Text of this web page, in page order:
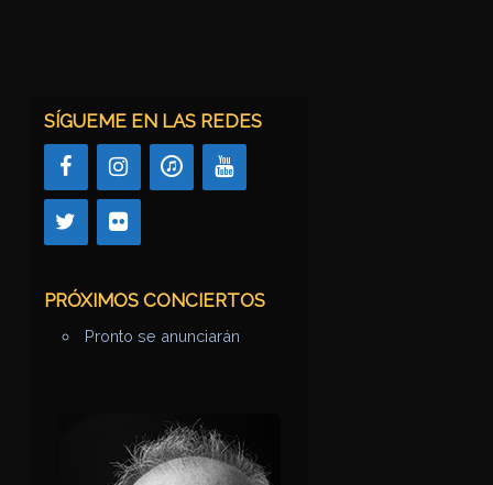
SÍGUEME EN LAS REDES
PRÓXIMOS CONCIERTOS
Pronto se anunciarán